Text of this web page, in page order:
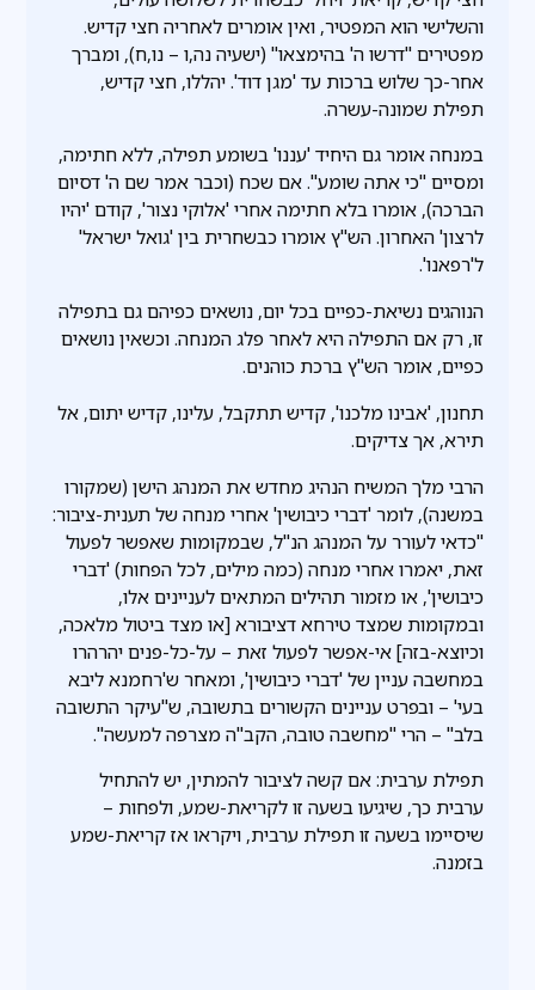
והשלישי הוא המפטיר, ואין אומרים לאחריה חצי קדיש.
מפטירים "דרשו ה' בהימצאו" (ישעיה נה,ו – נו,ח), ומברך
אחר-כך שלוש ברכות עד 'מגן דוד'. יהללו, חצי קדיש,
תפילת שמונה-עשרה.
במנחה אומר גם היחיד 'עננו' בשומע תפילה, ללא חתימה,
ומסיים "כי אתה שומע". אם שכח (וכבר אמר שם ה' דסיום
הברכה), אומרו בלא חתימה אחרי 'אלוקי נצור', קודם 'יהיו
לרצון' האחרון. הש"ץ אומרו כבשחרית בין 'גואל ישראל'
ל'רפאנו'.
הנוהגים נשיאת-כפיים בכל יום, נושאים כפיהם גם בתפילה
זו, רק אם התפילה היא לאחר פלג המנחה. וכשאין נושאים
כפיים, אומר הש"ץ ברכת כוהנים.
תחנון, 'אבינו מלכנו', קדיש תתקבל, עלינו, קדיש יתום, אל
תירא, אך צדיקים.
הרבי מלך המשיח הנהיג מחדש את המנהג הישן (שמקורו
במשנה), לומר 'דברי כיבושין' אחרי מנחה של תענית-ציבור:
"כדאי לעורר על המנהג הנ"ל, שבמקומות שאפשר לפעול
זאת, יאמרו אחרי מנחה (כמה מילים, לכל הפחות) 'דברי
כיבושין', או מזמור תהילים המתאים לעניינים אלו,
ובמקומות שמצד טירחא דציבורא [או מצד ביטול מלאכה,
וכיוצא-בזה] אי-אפשר לפעול זאת – על-כל-פנים יהרהרו
במחשבה עניין של 'דברי כיבושין', ומאחר ש'רחמנא ליבא
בעי' – ובפרט עניינים הקשורים בתשובה, ש"עיקר התשובה
בלב" – הרי "מחשבה טובה, הקב"ה מצרפה למעשה".
תפילת ערבית: אם קשה לציבור להמתין, יש להתחיל
ערבית כך, שיגיעו בשעה זו לקריאת-שמע, ולפחות –
שיסיימו בשעה זו תפילת ערבית, ויקראו אז קריאת-שמע
בזמנה.